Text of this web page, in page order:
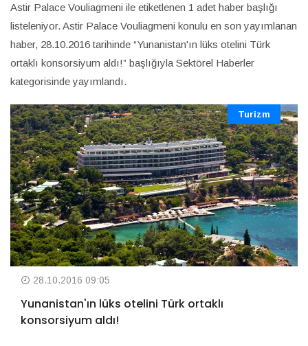
Astir Palace Vouliagmeni ile etiketlenen 1 adet haber başlığı
listeleniyor. Astir Palace Vouliagmeni konulu en son yayımlanan
haber, 28.10.2016 tarihinde “Yunanistan'ın lüks otelini Türk
ortaklı konsorsiyum aldı!” başlığıyla Sektörel Haberler
kategorisinde yayımlandı.
Turizm
28.10.2016 09:05
Yunanistan'ın lüks otelini Türk ortaklı
konsorsiyum aldı!